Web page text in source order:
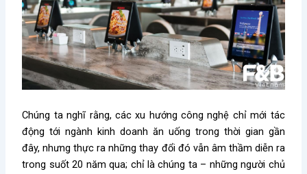
Chúng ta nghĩ rằng, các xu hướng công nghệ chỉ mới tác
động tới ngành kinh doanh ăn uống trong thời gian gần
đây, nhưng thực ra những thay đổi đó vẫn âm thầm diễn ra
trong suốt 20 năm qua; chỉ là chúng ta – những người chủ